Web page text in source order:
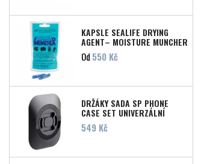
KAPSLE SEALIFE DRYING
AGENT– MOISTURE MUNCHER
Od Cena
550 Kč
DRŽÁKY SADA SP PHONE
CASE SET UNIVERZÁLNÍ
Cena
549 Kč